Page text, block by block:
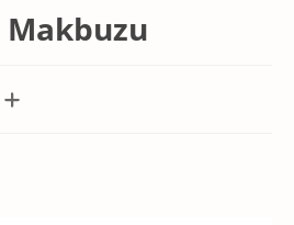
Yayınlar